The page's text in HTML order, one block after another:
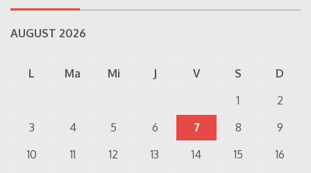
AUGUST 2026
L Ma Mi J V S
D
1
2
3
4 5 6 7 8
9
10
11 12 13 14 15
16